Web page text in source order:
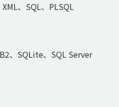
、SQL、PLSQL
、SQLite、SQL Server